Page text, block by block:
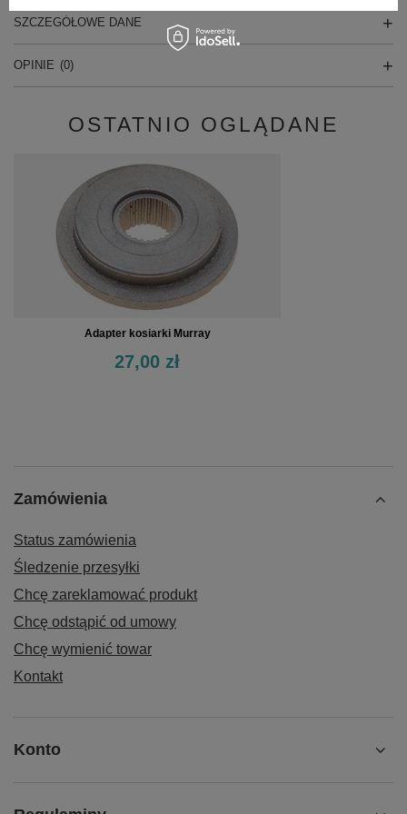
SZCZEGÓŁOWE DANE
OPINIE (0)
OSTATNIO OGLĄDANE
Adapter kosiarki Murray
27,00 zł
Zamówienia
Status zamówienia
Śledzenie przesyłki
Chcę zareklamować produkt
Chcę odstąpić od umowy
Chcę wymienić towar
Kontakt
Konto